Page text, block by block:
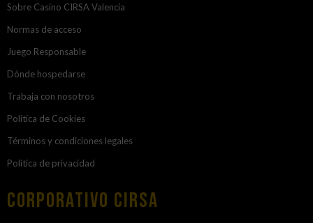
Sobre Casino CIRSA Valencia
Normas de acceso
Juego Responsable
Dónde hospedarse
Trabaja con nosotros
Política de Cookies
Términos y condiciones legales
Política de privacidad
Corporativo Cirsa